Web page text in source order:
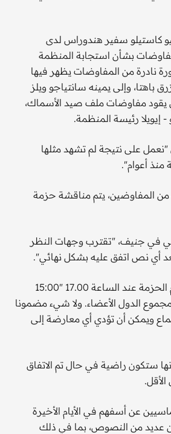
كاستيلو سفير هندوراس لدى
بشأن استجابة المنظمة
كوفيد - 19، صورة نادرة من المفاوضات يظهر فيها
باهتا، وإلى يمينه سانتياجو ويلز
يقود مفاوضات ملف صيد الأسماك،
رئيسة المنظمة.
على نتيجة لم تشهد مثلها
منذ أعوام".
المفاوضين، يتم مناقشة حزمة
في جنيف، "تقترب وجهات النظر
أي نص اتفق عليه بشكل نهائي".
ومن المفترض أن تقدم الحزمة عند الساعة 17.00 "15:00
الدول الأعضاء. ولا شيء مضمونا
ويمكن أن تؤدي أي معارضة إلى
ستكون راضية في حال تم الاتفاق
عن أسفهم في الأيام الأخيرة
عديد من النصوص، بما في ذلك